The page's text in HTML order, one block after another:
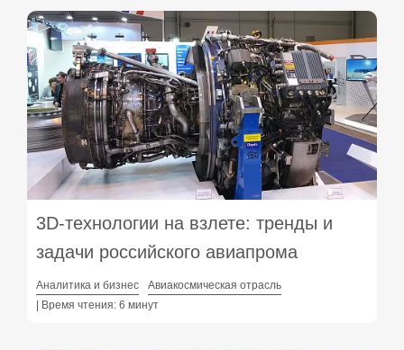
3D-технологии на взлете: тренды и
задачи российского авиапрома
Аналитика и бизнес
Авиакосмическая отрасль
| Время чтения: 6 минут